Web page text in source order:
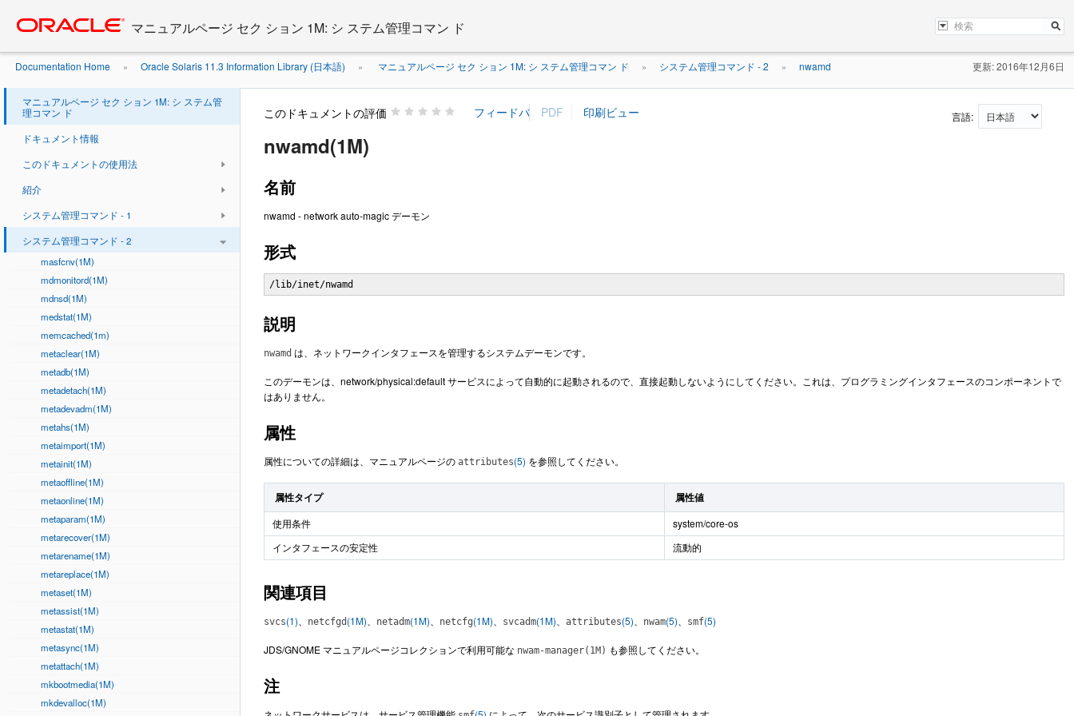
content
マニュアルページ セク ション 1M: シ ステム管理コマン ド
Documentation Home » Oracle Solaris 11.3 Information Library (日本語) » マニュアルページ セク ション 1M: シ ステム管理コマン ド » システム管理コマンド - 2 » nwamd 更新: 2016年12月6日
マニュアルページ セク ション 1M: シ ステム管
理コマン ド
ドキュメント情報
このドキュメントの使用法
紹介
システム管理コマンド - 1
システム管理コマンド - 2
masfcnv(1M)
mdmonitord(1M)
mdnsd(1M)
medstat(1M)
memcached(1m)
metaclear(1M)
metadb(1M)
metadetach(1M)
metadevadm(1M)
metahs(1M)
metaimport(1M)
metainit(1M)
metaoffline(1M)
metaonline(1M)
metaparam(1M)
metarecover(1M)
metarename(1M)
metareplace(1M)
metaset(1M)
metassist(1M)
metastat(1M)
metasync(1M)
metattach(1M)
mkbootmedia(1M)
mkdevalloc(1M)
このドキュメントの評価 言語:
nwamd(1M)
名前
nwamd - network auto-magic デーモン
形式
/lib/inet/nwamd
説明
nwamd は、ネットワークインタフェースを管理するシステムデーモンです。
このデーモンは、network/physical:default サービスによって自動的に起動されるので、直接起動しないようにしてください。これは、プログラミングインタフェースのコンポーネントで
はありません。
属性
属性についての詳細は、マニュアルページの attributes(5) を参照してください。
属性タイプ 属性値
使用条件
system/core-os
インタフェースの安定性
流動的
関連項目
svcs(1) netcfgd (1M) netadm(1M) netcfg(1M) svcadm(1M) attributes(5) nwam(5) smf(5)
JDS/GNOME マニュアルページコレクションで利用可能な nwam-manager(1M) も参照してください。
注